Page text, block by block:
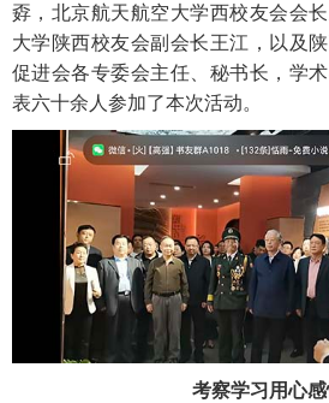
孬， 北京航天航空大学西校友会会
大学陕西校友会副会长王江，以及
促进会各专委会主任、秘书长，学
表六十余人参加了本次活动。
考察学习用心